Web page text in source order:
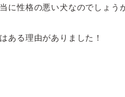
に性格の悪い犬なのでしょう
ある理由がありました！